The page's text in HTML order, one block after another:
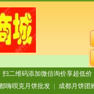
扫二维码添加微信询价享超低价
嗨呗克月饼批发 | 成都月饼团